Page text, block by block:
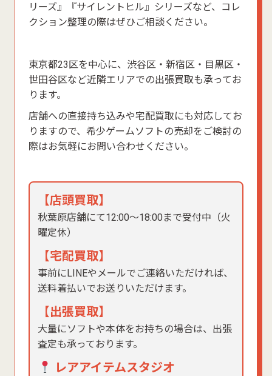
リーズ』『サイレントヒル』シリーズなど、コレ
クション整理の際はぜひご相談ください。
東京都23区を中心に、渋谷区・新宿区・目黒区・
世田谷区など近隣エリアでの出張買取も承ってお
ります。
店舗への直接持ち込みや宅配買取にも対応してお
りますので、希少ゲームソフトの売却をご検討の
際はお気軽にお問い合わせください。
【店頭買取】
秋葉原店舗にて12:00〜18:00まで受付中（火
曜定休）
【宅配買取】
事前にLINEやメールでご連絡いただければ、
送料着払いでお送りいただけます。
【出張買取】
大量にソフトや本体をお持ちの場合は、出張
査定も承っております。
レアアイテムスタジオ